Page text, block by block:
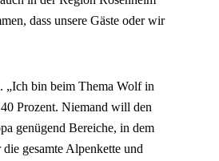
dass unsere Gäste oder wir
„Ich bin beim Thema Wolf in
Prozent. Niemand will den
genügend Bereiche, in dem
gesamte Alpenkette und